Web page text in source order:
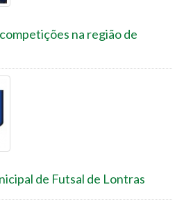
na região de
de Futsal de Lontras